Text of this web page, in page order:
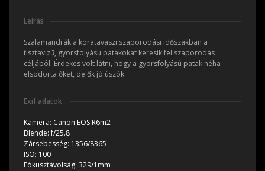
Leírás
Szalamandrák a koratavaszi szaporodási időszakban a
tisztavizű, gyorsfolyású patakokat keresik fel szaporodás
céljából. Érdekes volt látni, hogy a gyorsfolyású patak néha
elsodorta őket, de ők jó úszók.
Exif adatok
Kamera: Canon EOS R6m2
Blende:f/25.8
Zársebesség: 1356/8365
ISO: 100
Fókusztávolság: 329/1mm